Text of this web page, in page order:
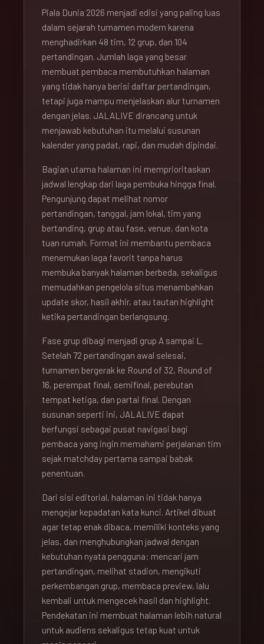
Piala Dunia 2026 menjadi edisi yang paling luas
dalam sejarah turnamen modern karena
menghadirkan 48 tim, 12 grup, dan 104
pertandingan. Jumlah laga yang besar
membuat pembaca membutuhkan halaman
yang tidak hanya berisi daftar pertandingan,
tetapi juga mampu menjelaskan alur turnamen
dengan jelas. JALALIVE dirancang untuk
menjawab kebutuhan itu melalui susunan
kalender yang padat, rapi, dan mudah dipindai.
Bagian utama halaman ini memprioritaskan
jadwal lengkap dari laga pembuka hingga final.
Pengunjung dapat melihat nomor
pertandingan, tanggal, jam lokal, tim yang
bertanding, grup atau fase, venue, dan kota
tuan rumah. Format ini membantu pembaca
menemukan laga favorit tanpa harus
membuka banyak halaman berbeda, sekaligus
memudahkan pengelola situs menambahkan
update skor, hasil akhir, atau tautan highlight
ketika pertandingan berlangsung.
Fase grup dibagi menjadi grup A sampai L.
Setelah 72 pertandingan awal selesai,
turnamen bergerak ke Round of 32, Round of
16, perempat final, semifinal, perebutan
tempat ketiga, dan partai final. Dengan
susunan seperti ini, JALALIVE dapat
berfungsi sebagai pusat navigasi bagi
pembaca yang ingin memahami perjalanan tim
sejak matchday pertama sampai babak
penentuan.
Dari sisi editorial, halaman ini tidak hanya
mengejar kepadatan kata kunci. Artikel dibuat
agar tetap enak dibaca, memiliki konteks yang
jelas, dan menghubungkan jadwal dengan
kebutuhan nyata pengguna: mencari jam
pertandingan, melihat stadion, mengikuti
perkembangan grup, membaca preview, lalu
kembali untuk mengecek hasil dan highlight.
Pendekatan ini membuat halaman lebih natural
untuk audiens sekaligus tetap kuat untuk